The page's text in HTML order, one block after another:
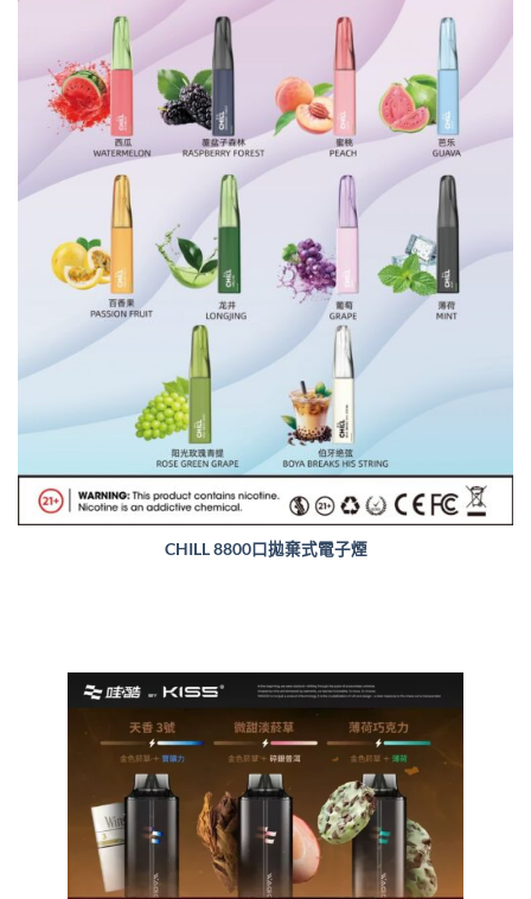
CHILL 8800口拋棄式電子煙